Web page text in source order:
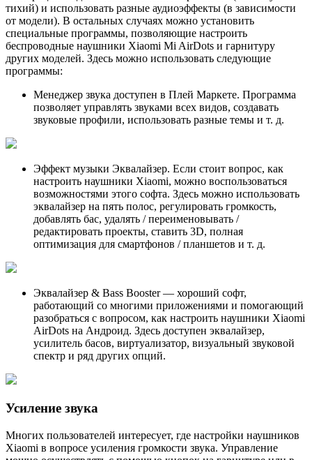
тихий) и использовать разные аудиоэффекты (в зависимости
от модели). В остальных случаях можно установить
специальные программы, позволяющие настроить
беспроводные наушники Xiaomi Mi AirDots и гарнитуру
других моделей. Здесь можно использовать следующие
программы:
Менеджер звука доступен в Плей Маркете. Программа
позволяет управлять звуками всех видов, создавать
звуковые профили, использовать разные темы и т. д.
Эффект музыки Эквалайзер. Если стоит вопрос, как
настроить наушники Xiaomi, можно воспользоваться
возможностями этого софта. Здесь можно использовать
эквалайзер на пять полос, регулировать громкость,
добавлять бас, удалять / переименовывать /
редактировать проекты, ставить 3D, полная
оптимизация для смартфонов / планшетов и т. д.
Эквалайзер & Bass Booster — хороший софт,
работающий со многими приложениями и помогающий
разобраться с вопросом, как настроить наушники Xiaomi
AirDots на Андроид. Здесь доступен эквалайзер,
усилитель басов, виртуализатор, визуальный звуковой
спектр и ряд других опций.
Усиление звука
Многих пользователей интересует, где настройки наушников
Xiaomi в вопросе усиления громкости звука. Управление